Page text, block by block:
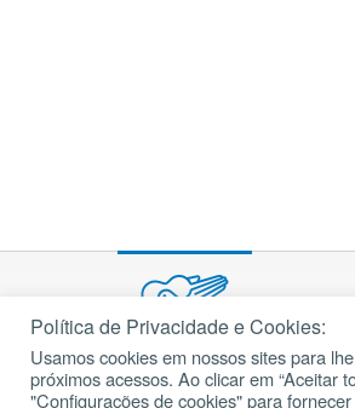
cancaonova.com© 2002 – 2026
Todos os direitos reservados.
Política de Privacidade e Cookies:
Usamos cookies em nossos sites para
próximos acessos. Ao clicar em “Aceitar
"Configurações de cookies" para